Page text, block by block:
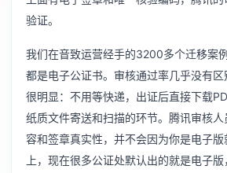
验证。
我们在音致运营经手的3200多个迁移案
都是电子公证书。审核通过率几乎没有
很明显：不用等快递，出证后直接下载
纸质文件寄送和扫描的环节。腾讯审核
容和签章真实性，并不会因为你是电子
上，现在很多公证处默认出的就是电子